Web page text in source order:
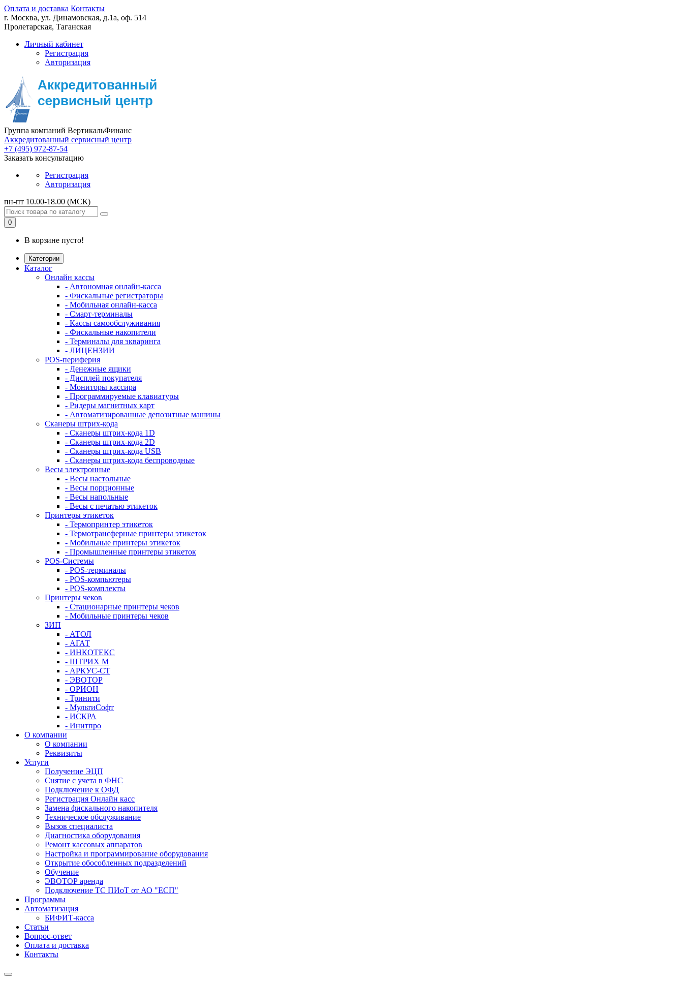
Оплата и доставка Контакты
г. Москва, ул. Динамовская, д.1а, оф. 514
Пролетарская, Таганская
Личный кабинет
Регистрация
Авторизация
Группа компаний ВертикальФинанс
Аккредитованный сервисный центр
+7 (495) 972-87-54
Заказать консультацию
Регистрация
Авторизация
пн-пт 10.00-18.00 (МСК)
0
В корзине пусто!
Категории
Каталог
Онлайн кассы
- Автономная онлайн-касса
- Фискальные регистраторы
- Мобильная онлайн-касса
- Смарт-терминалы
- Кассы самообслуживания
- Фискальные накопители
- Терминалы для экваринга
- ЛИЦЕНЗИИ
POS-периферия
- Денежные ящики
- Дисплей покупателя
- Мониторы кассира
- Программируемые клавиатуры
- Ридеры магнитных карт
- Автоматизированные депозитные машины
Сканеры штрих-кода
- Сканеры штрих-кода 1D
- Сканеры штрих-кода 2D
- Сканеры штрих-кода USB
- Сканеры штрих-кода беспроводные
Весы электронные
- Весы настольные
- Весы порционные
- Весы напольные
- Весы с печатью этикеток
Принтеры этикеток
- Термопринтер этикеток
- Термотрансферные принтеры этикеток
- Мобильные принтеры этикеток
- Промышленные принтеры этикеток
POS-Системы
- POS-терминалы
- POS-компьютеры
- POS-комплекты
Принтеры чеков
- Стационарные принтеры чеков
- Мобильные принтеры чеков
ЗИП
- АТОЛ
- АГАТ
- ИНКОТЕКС
- ШТРИХ М
- АРКУС-СТ
- ЭВОТОР
- ОРИОН
- Тринити
- МультиСофт
- ИСКРА
- Инитпро
О компании
О компании
Реквизиты
Услуги
Получение ЭЦП
Снятие с учета в ФНС
Подключение к ОФД
Регистрация Онлайн касс
Замена фискального накопителя
Техническое обслуживание
Вызов специалиста
Диагностика оборудования
Ремонт кассовых аппаратов
Настройка и программирование оборудования
Открытие обособленных подразделений
Обучение
ЭВОТОР аренда
Подключение ТС ПИоТ от АО "ЕСП"
Программы
Автоматизация
БИФИТ-касса
Статьи
Вопрос-ответ
Оплата и доставка
Контакты